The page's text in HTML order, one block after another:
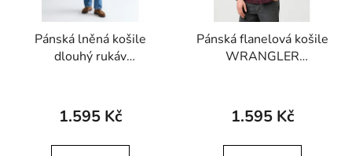
Pánská lněná košile
dlouhý rukáv
SHIRT Kelp
1.595 Kč
Pánská flanelová košile
WRANGLER
Wine
1.595 Kč